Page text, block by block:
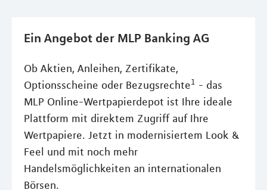
Ein Angebot der MLP Banking AG
Ob Aktien, Anleihen, Zertifikate,
Optionsscheine oder Bezugsrechte1 - das
MLP Online-Wertpapierdepot ist Ihre ideale
Plattform mit direktem Zugriff auf Ihre
Wertpapiere. Jetzt in modernisiertem Look &
Feel und mit noch mehr
Handelsmöglichkeiten an internationalen
Börsen.